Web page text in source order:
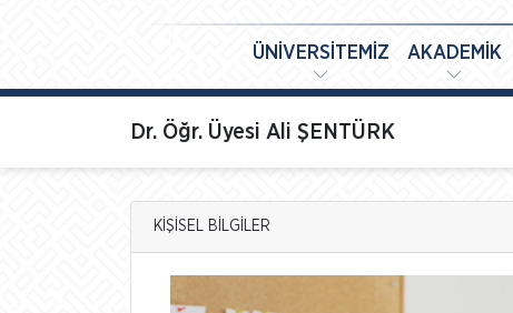
ÜNİVERSİTEMİZ AKADEMİK
Dr. Öğr. Üyesi Ali ŞENTÜRK
KİŞİSEL BİLGİLER